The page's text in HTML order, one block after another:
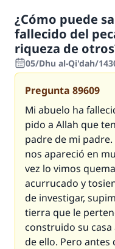
¿Cómo puede
fallecido del
riqueza de
05/Dhu al-Qi'dah/
Pregunta 89609
Mi abuelo ha
pido a Allah que
padre de mi
nos apareció en
vez lo vimos
acurrucado y
de investigar,
tierra que le
construido su
de ello. Pero antes